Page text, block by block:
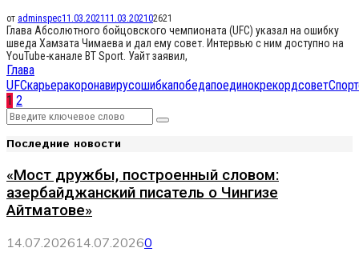
от adminspec11.03.2021 11.03.202102621
Глава Абсолютного бойцовского чемпионата (UFC) указал на ошибку
шведа Хамзата Чимаева и дал ему совет. Интервью с ним доступно на
YouTube-канале BT Sport. Уайт заявил,
Глава
UFCкарьеракоронавирусошибкапобедапоединокрекордсоветСпорт
Навигация
по
записям
1 2
Search
for:
Search
Последние новости
«Мост дружбы, построенный словом:
азербайджанский писатель о Чингизе
Айтматове»
14.07.202614.07.20260